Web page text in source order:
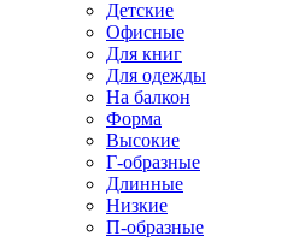
Детские
Офисные
Для книг
Для одежды
На балкон
Форма
Высокие
Г-образные
Длинные
Низкие
П-образные